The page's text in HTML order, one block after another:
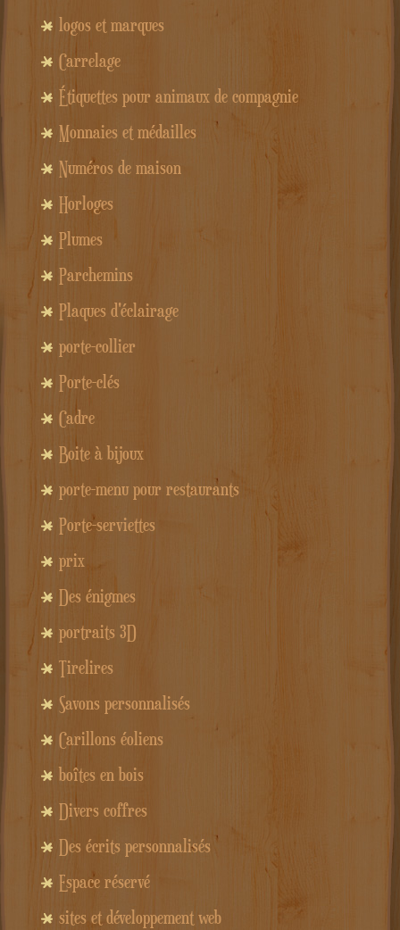
logos et marques
Carrelage
Étiquettes pour animaux de compagnie
Monnaies et médailles
Numéros de maison
Horloges
Plumes
Parchemins
Plaques d'éclairage
porte-collier
Porte-clés
Cadre
Boite à bijoux
porte-menu pour restaurants
Porte-serviettes
prix
Des énigmes
portraits 3D
Tirelires
Savons personnalisés
Carillons éoliens
boîtes en bois
Divers coffres
Des écrits personnalisés
Espace réservé
sites et développement web